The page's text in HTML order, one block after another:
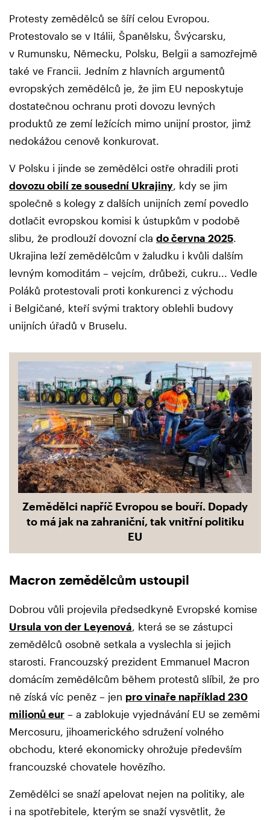
Protesty zemědělců se šíří celou Evropou.
Protestovalo se v Itálii, Španělsku, Švýcarsku,
v Rumunsku, Německu, Polsku, Belgii a samozřejmě
také ve Francii. Jedním z hlavních argumentů
evropských zemědělců je, že jim EU neposkytuje
dostatečnou ochranu proti dovozu levných
produktů ze zemí ležících mimo unijní prostor, jimž
nedokážou cenově konkurovat.
V Polsku i jinde se zemědělci ostře ohradili proti
dovozu obilí ze sousední Ukrajiny, kdy se jim
společně s kolegy z dalších unijních zemí povedlo
dotlačit evropskou komisi k ústupkům v podobě
slibu, že prodlouží dovozní cla do června 2025.
Ukrajina leží zemědělcům v žaludku i kvůli dalším
levným komoditám – vejcím, drůbeži, cukru... Vedle
Poláků protestovali proti konkurenci z východu
i Belgičané, kteří svými traktory oblehli budovy
unijních úřadů v Bruselu.
Zemědělci napříč Evropou se bouří. Dopady
to má jak na zahraniční, tak vnitřní politiku
EU
Macron zemědělcům ustoupil
Dobrou vůli projevila předsedkyně Evropské komise
Ursula von der Leyenová , která se se zástupci
zemědělců osobně setkala a vyslechla si jejich
starosti. Francouzský prezident Emmanuel Macron
domácím zemědělcům během protestů slíbil, že pro
ně získá víc peněz – jen pro vinaře například 230
milionů eur – a zablokuje vyjednávání EU se zeměmi
Mercosuru, jihoamerického sdružení volného
obchodu, které ekonomicky ohrožuje především
francouzské chovatele hovězího.
Zemědělci se snaží apelovat nejen na politiky, ale
i na spotřebitele, kterým se snaží vysvětlit, že